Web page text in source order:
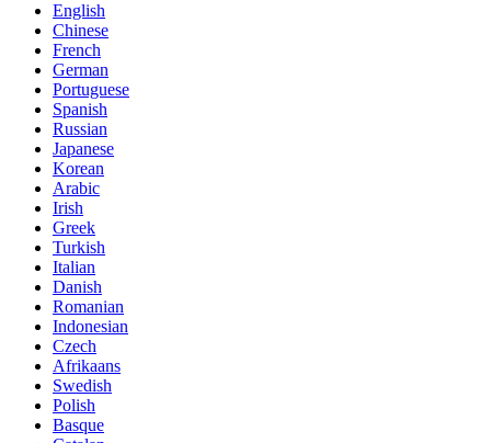
English
Chinese
French
German
Portuguese
Spanish
Russian
Japanese
Korean
Arabic
Irish
Greek
Turkish
Italian
Danish
Romanian
Indonesian
Czech
Afrikaans
Swedish
Polish
Basque